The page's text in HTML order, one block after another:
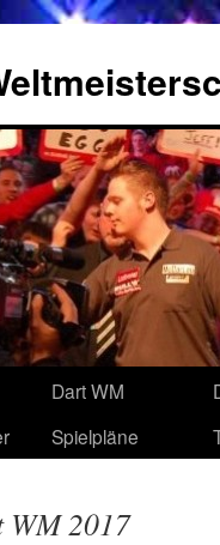
Dart WM
Spielpläne
2017